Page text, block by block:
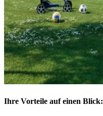
Ihre Vorteile auf einen Blick: